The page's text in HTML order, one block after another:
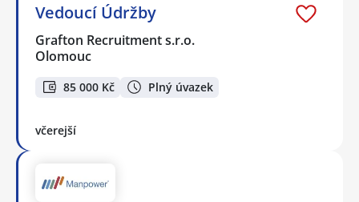
Vedoucí Údržby
Grafton Recruitment s.r.o.
Olomouc
85 000 Kč Plný úvazek
včerejší